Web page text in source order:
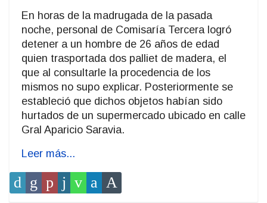
En horas de la madrugada de la pasada
noche, personal de Comisaría Tercera logró
detener a un hombre de 26 años de edad
quien trasportada dos palliet de madera, el
que al consultarle la procedencia de los
mismos no supo explicar. Posteriormente se
estableció que dichos objetos habían sido
hurtados de un supermercado ubicado en calle
Gral Aparicio Saravia.
Leer más...